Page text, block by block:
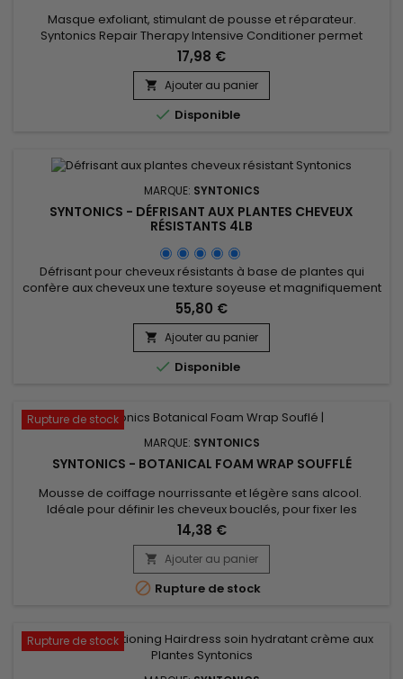
Masque exfoliant, stimulant de pousse et réparateur.
Syntonics Repair Therapy Intensive Conditioner permet
d'exfolier le cuir chevelu, de décoller les cellules mortes et
les pellicules, tout en éliminant l'excès de sébum. Il nourrit et
rééquilibre le cuir chevelu, laisse une sensation de fraîcheur
et d'apaisement. Le masque exfoliant de Syntonics régule...
17,98 €
 Ajouter au panier
 Disponible
MARQUE: SYNTONICS
SYNTONICS - DÉFRISANT AUX PLANTES CHEVEUX
RÉSISTANTS 4LB
Défrisant pour cheveux résistants à base de plantes qui
confère aux cheveux une texture soyeuse et magnifiquement
lisse. &nbsp;Syntonics Botanical Conditioning Crème Relaxer
est formulé avec de l'Aloe Vera et du Thé vert pour apaiser le
cuir chevelu, tout en réduisant l'irritation.&nbsp; Le Miel, les
beurres de Karité et de Cacao ajoutent de...
55,80 €
 Ajouter au panier
 Disponible
Rupture de stock
MARQUE: SYNTONICS
SYNTONICS - BOTANICAL FOAM WRAP SOUFFLÉ
Mousse de coiffage nourrissante et légère sans alcool.
Idéale pour définir les cheveux bouclés, pour fixer les
coiffures et pour parfaire les mises en plis. Syntonics
Botanical Foam Wrap Soufflé est formulé avec des
ingrédients botaniques, sans alcool ni colorant artificiel. La
mousse de coiffage de Syntonics protège les cheveux de la
chaleur afin de...
14,38 €
 Ajouter au panier
 Rupture de stock
Rupture de stock